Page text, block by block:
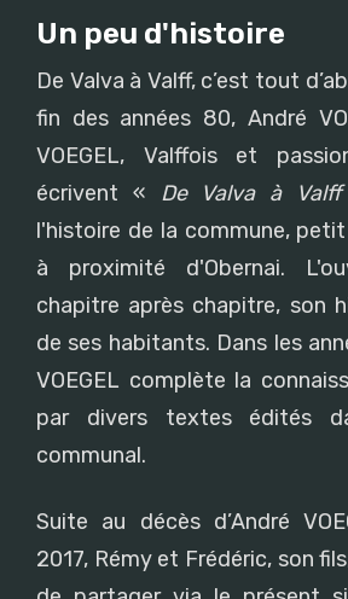
Un peu d'histoire
De Valva à Valff, c’est tout
fin des années 80, André
VOEGEL, Valffois et
écrivent « De Valva à Valff
l'histoire de la commune,
à proximité d'Obernai.
chapitre après chapitre, son
de ses habitants. Dans les
VOEGEL complète la
par divers textes édités
communal.
Suite au décès d’André
2017, Rémy et Frédéric, son